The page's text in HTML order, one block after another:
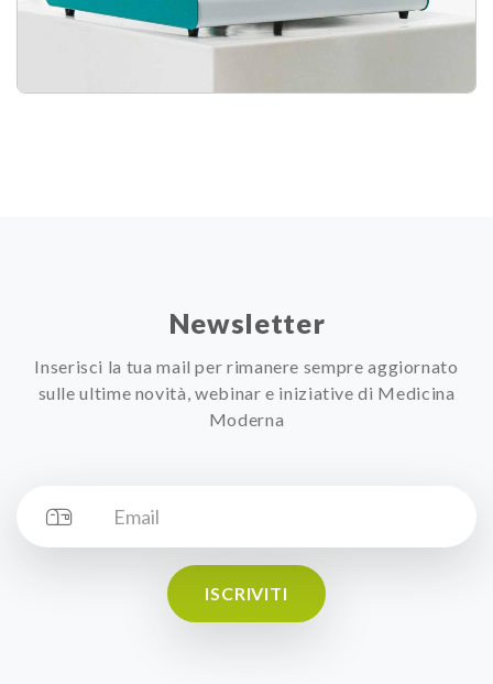
Newsletter
Inserisci la tua mail per rimanere sempre aggiornato
sulle ultime novità, webinar e iniziative di Medicina
Moderna
ISCRIVITI